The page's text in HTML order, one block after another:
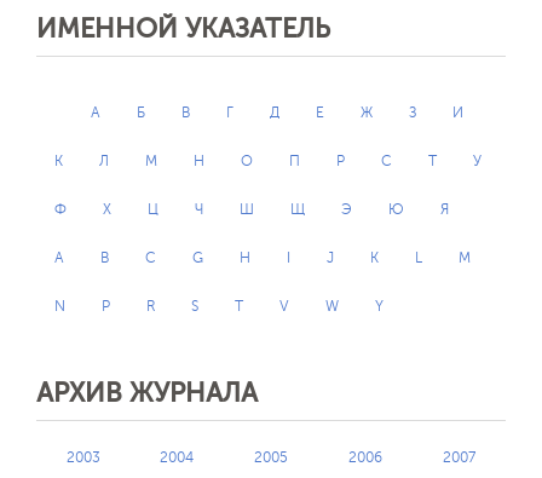
ИМЕННОЙ УКАЗАТЕЛЬ
А Б В Г Д Е Ж З И
К Л М Н О П Р С Т У
Ф Х Ц Ч Ш Щ Э Ю Я
A B C G H J K L M
N P R S T V W Y
АРХИВ ЖУРНАЛА
2003 2004 2005 2006 2007